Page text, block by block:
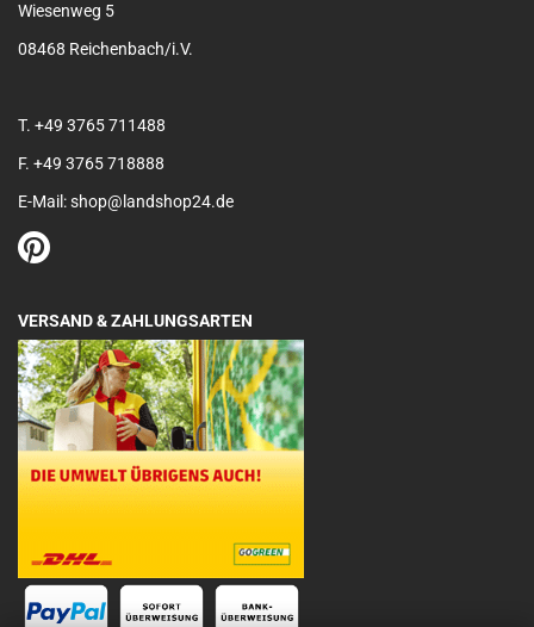
Wiesenweg 5
08468 Reichenbach/i.V.
T. +49 3765 711488
F. +49 3765 718888
E-Mail: shop@landshop24.de
VERSAND & ZAHLUNGSARTEN